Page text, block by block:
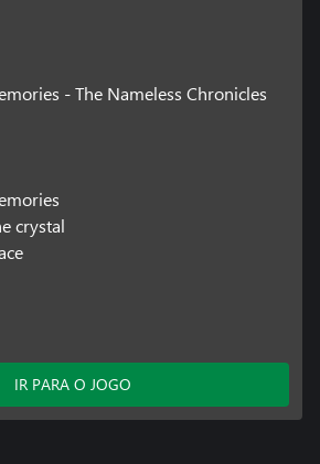
- The Nameless Chronicles
crystal
IR PARA O JOGO